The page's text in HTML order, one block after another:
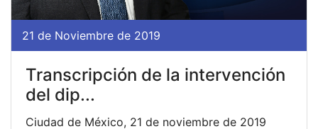
21 de Noviembre de 2019
Transcripción de la intervención
del dip...
Ciudad de México, 21 de noviembre de 2019